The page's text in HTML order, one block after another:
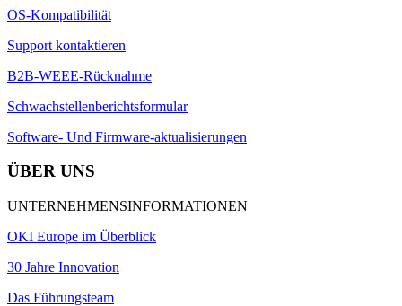
OS-Kompatibilität
Support kontaktieren
B2B-WEEE-Rücknahme
Schwachstellenberichtsformular
Software- Und Firmware-aktualisierungen
ÜBER UNS
UNTERNEHMENSINFORMATIONEN
OKI Europe im Überblick
30 Jahre Innovation
Das Führungsteam